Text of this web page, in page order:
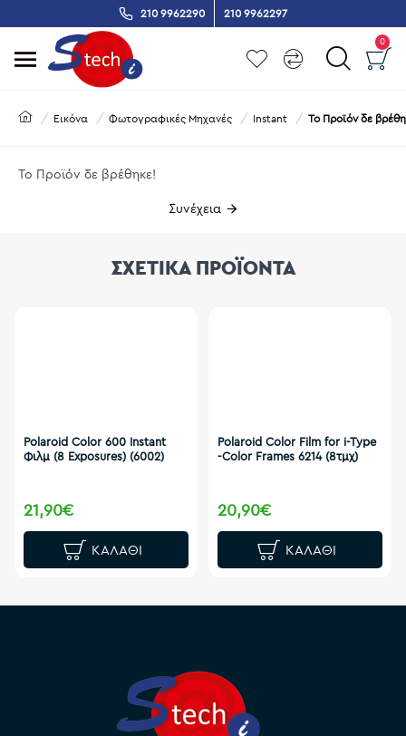
210 9962290 210 9962297
0
Εικόνα Φωτογραφικές Μηχανές Instant Το Προϊόν δε
Το Προϊόν δε βρέθηκε!
Συνέχεια
ΣΧΕΤΙΚΑ ΠΡΟΪΟΝΤΑ
Polaroid Color 600 Instant
Φιλμ (8 Exposures) (6002)
21,90€
ΚΑΛΆΘΙ
Polaroid Color Film for i-Type
-Color Frames 6214 (8τμχ)
20,90€
ΚΑΛΆΘΙ